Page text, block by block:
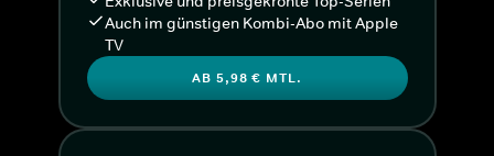
Auch im günstigen Kombi-Abo mit Apple
TV
AB 5,98 € MTL.